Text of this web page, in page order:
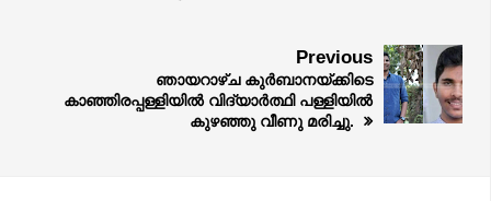
Previous
ഞായറാഴ്ച കുർബാനയ്ക്കിടെ
കാഞ്ഞിരപ്പള്ളിയിൽ വിദ്യാർത്ഥി പള്ളിയിൽ
കുഴഞ്ഞു വീണു മരിച്ചു.